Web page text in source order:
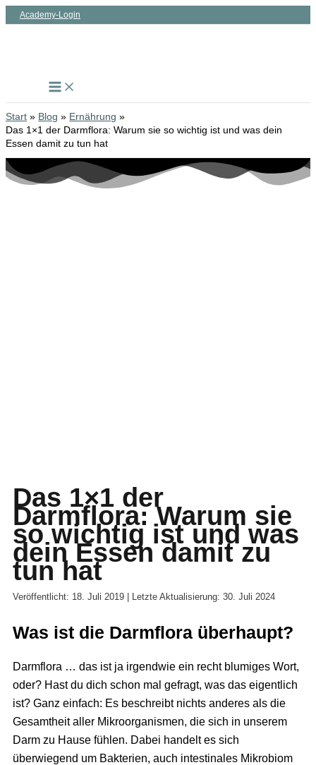
ZumAcademy-Login
Start Blog
Ernährung
Das 1×1 der Darmflora: Warum sie so wichtig ist und was dein
Essen damit zu tun hat
Das 1×1 der
Darmflora: Warum sie
so wichtig ist und was
dein Essen damit zu
tun hat
Veröffentlicht: 18. Juli 2019 | Letzte Aktualisierung: 30. Juli 2024
Was ist die Darmflora überhaupt?
Darmflora … das ist ja irgendwie ein recht blumiges Wort,
oder? Hast du dich schon mal gefragt, was das eigentlich
ist? Ganz einfach: Es beschreibt nichts anderes als die
Gesamtheit aller Mikroorganismen, die sich in unserem
Darm zu Hause fühlen. Dabei handelt es sich
überwiegend um Bakterien, auch intestinales Mikrobiom